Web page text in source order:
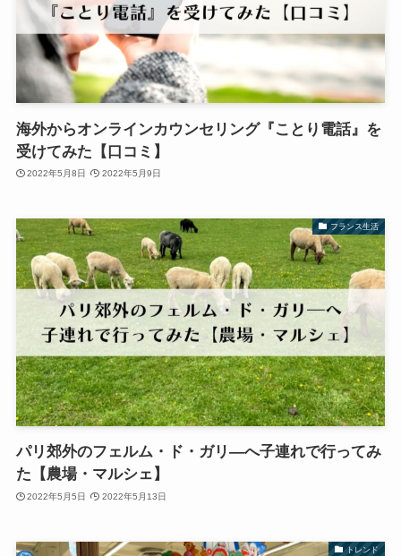
海外からオンラインカウンセリング『ことり電話』を
受けてみた【口コミ】
2022年5月8日 2022年5月9日
フランス生活
パリ郊外のフェルム・ド・ガリ―へ子連れで行ってみ
た【農場・マルシェ】
2022年5月5日 2022年5月13日
トレンド